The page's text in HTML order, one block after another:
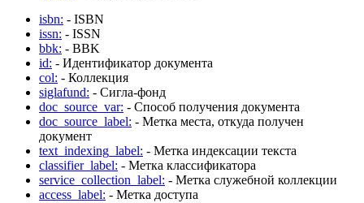
isbn: - ISBN
issn: - ISSN
bbk: - BBK
id: - Идентификатор документа
col: - Коллекция
siglafund: - Сигла-фонд
doc_source_var: - Способ получения документа
doc_source_label: - Метка места, откуда получен
документ
text_indexing_label: - Метка индексации текста
classifier_label: - Метка классификатора
service_collection_label: - Метка служебной коллекции
access_label: - Метка доступа